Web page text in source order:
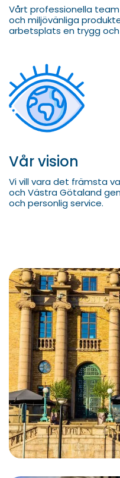
Vårt professionella
och miljövänliga
arbetsplats en trygg
Vår vision
Vi vill vara det främsta
och Västra Götaland
och personlig service.